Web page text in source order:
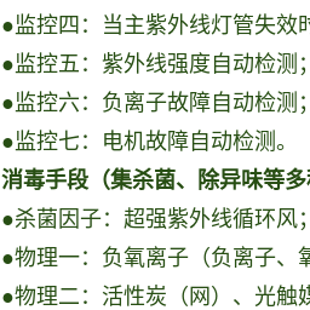
●监控四：当主紫外线灯管失效
●监控五：紫外线强度自动检测；
●监控六：负离子故障自动检测；
●监控七：电机故障自动检测。
消毒手段（集杀菌、除异味等多
●杀菌因子：超强紫外线循环风；
●物理一：负氧离子（负离子、
●物理二：活性炭（网）、光触